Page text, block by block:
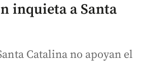
inquieta a Santa
Catalina no apoyan el